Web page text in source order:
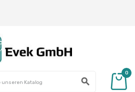
search
0